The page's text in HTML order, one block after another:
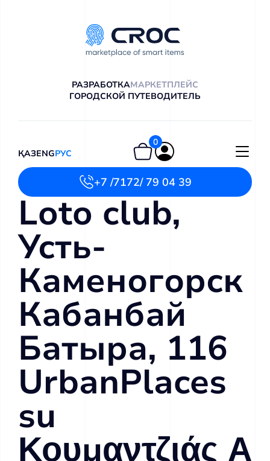
РАЗРАБОТКАМАРКЕТПЛЕЙС
ГОРОДСКОЙ ПУТЕВОДИТЕЛЬ
ҚАЗENGРУС
0
+7 /7172/ 79 04 39
Loto club,
Усть-
Каменогорск
Кабанбай
Батыра, 116
UrbanPlaces
su
Κουμαντζιάς Α